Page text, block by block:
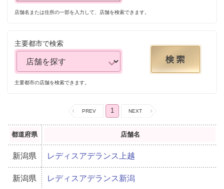
店舗名または住所の一部を入力して、店舗を検索できます。
主要都市で検索
主要都市の店舗を検索できます。
1
都道府県 店舗名
新潟県 レディスアデランス上越
新潟県 レディスアデランス新潟